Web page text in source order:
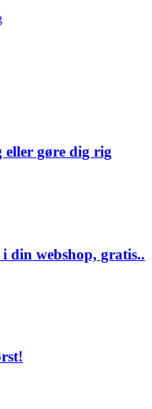
gøre dig rig
din webshop, gratis..